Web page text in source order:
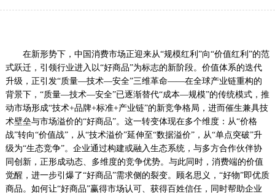
财
网
·www.xsgou.com
在新形势下，中国消费市场正迎来从“规模红利”向“价值红利”的范
式跃迁，引领行业进入以“好商品”为标志的新阶段。价值体系的迭代
升级，正引发“质量—技术—安全”三维革命——在全球产业链重构的
背景下，“质量—技术—安全”已逐渐替代“成本—规模”的传统模式，推
动市场形成“技术+品牌+标准+产业链”的新竞争格局，进而催生兼具技
术壁垒与市场溢价的“好商品”。这一转变体现在多个维度：从“价格
战”转向“价值战”，从“技术溢价”延伸至“数据溢价”，从“单点突破”升
级为“生态竞争”。企业通过构建或融入生态系统，与多方合作伙伴协
同创新，正形成动态、多维度的竞争优势。与此同时，消费端的价值
觉醒，进一步引爆了“好商品”需求侧的裂变。顾名思义，“好物”即优质
商品。如何让“好商品”赢得市场认可、获得百姓信任，同时帮助企业